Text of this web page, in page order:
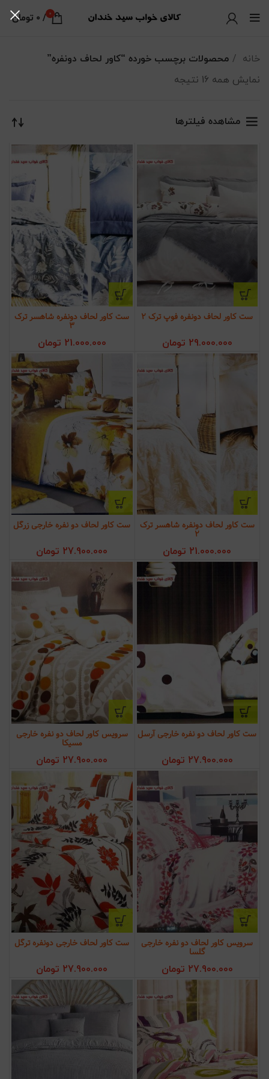
0
/
0 تومان
خانه
محصولات برچسب خورده “کاور لحاف دونفره”
نمایش همه 16 نتیجه
مشاهده فیلترها
ست کاور لحاف دونفره فوپ ترک 2
29.000.000 تومان
ست کاور لحاف دونفره شاهسر ترک
3
21.000.000 تومان
ست کاور لحاف دونفره شاهسر ترک
2
21.000.000 تومان
ست کاور لحاف دو نفره خارجی زرگل
27.900.000 تومان
ست کاور لحاف دو نفره خارجی آرسل
27.900.000 تومان
سرویس کاور لحاف دو نفره خارجی
مسیکا
27.900.000 تومان
سرویس کاور لحاف دو نفره خارجی
گلسا
27.900.000 تومان
ست کاور لحاف خارجی دونفره ترگل
27.900.000 تومان